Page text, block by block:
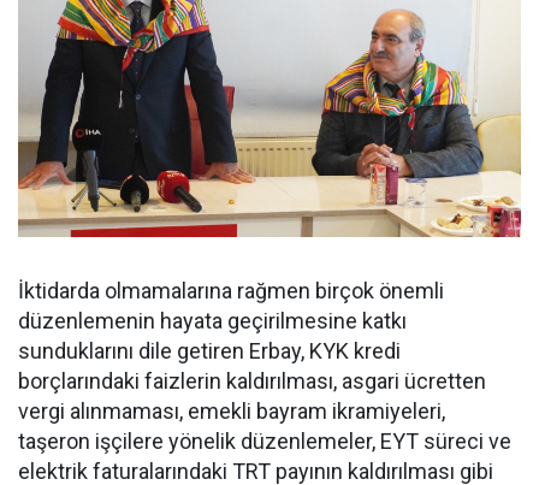
İktidarda olmamalarına rağmen birçok önemli
düzenlemenin hayata geçirilmesine katkı
sunduklarını dile getiren Erbay, KYK kredi
borçlarındaki faizlerin kaldırılması, asgari ücretten
vergi alınmaması, emekli bayram ikramiyeleri,
taşeron işçilere yönelik düzenlemeler, EYT süreci ve
elektrik faturalarındaki TRT payının kaldırılması gibi